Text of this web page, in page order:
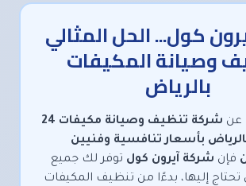
كول... الحل المثالي
وصيانة المكيفات
بالرياض
عن
شركة تنظيف وصيانة مكيفات 24
بأسعار تنافسية وفنيين
فإن شركة آيرون كول توفر لك جميع
تحتاج إليها، بدءًا من تنظيف المكيفات